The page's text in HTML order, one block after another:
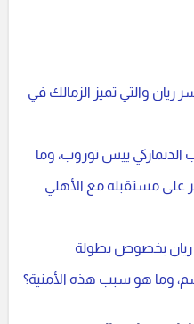
ريان والتي تميز الزمالك في
الدنماركي ييس توروب، وما
على مستقبله مع الأهلي
ريان بخصوص بطولة
وما هو سبب هذه الأمنية؟